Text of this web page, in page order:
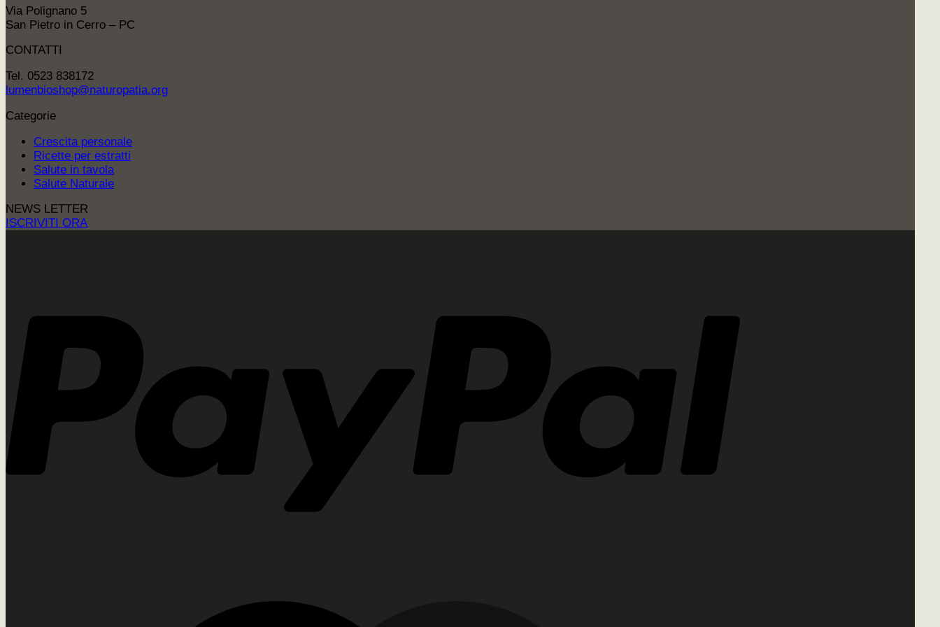
Via Polignano 5
San Pietro in Cerro – PC
CONTATTI
Tel. 0523 838172
lumenbioshop@naturopatia.org
Categorie
Crescita personale
Ricette per estratti
Salute in tavola
Salute Naturale
NEWS LETTER
ISCRIVITI ORA